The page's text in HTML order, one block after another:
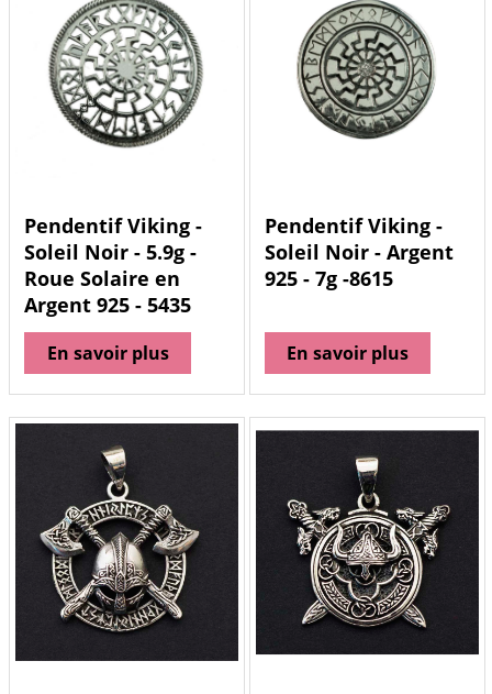
Pendentif Viking -
Soleil Noir - 5.9g -
Roue Solaire en
Argent 925 - 5435
En savoir plus
Pendentif Viking -
Soleil Noir - Argent
925 - 7g -8615
En savoir plus